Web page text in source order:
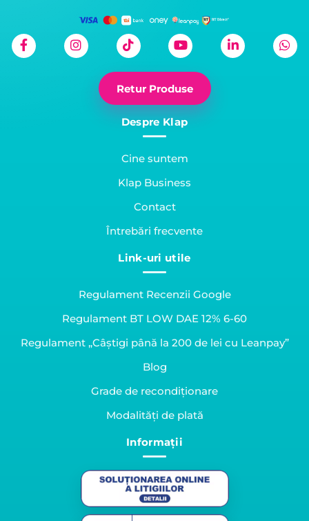
Retur Produse
Despre Klap
Cine suntem
Klap Business
Contact
Întrebări frecvente
Link-uri utile
Regulament Recenzii Google
Regulament BT LOW DAE 12% 6-60
Regulament „Câștigi până la 200 de lei cu Leanpay”
Blog
Grade de recondiționare
Modalități de plată
Informații